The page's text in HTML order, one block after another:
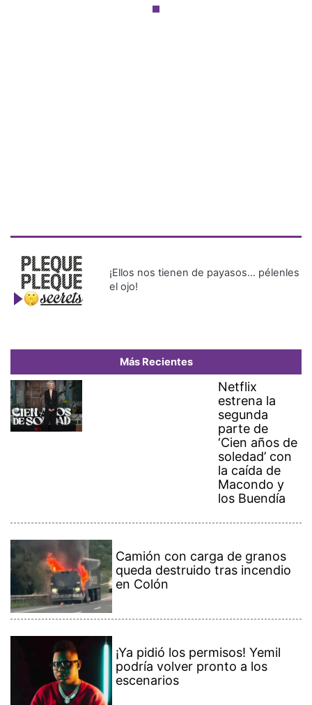
¡Ellos nos tienen de payasos… pélenles
el ojo!
Más Recientes
Netflix
estrena la
segunda
parte de
‘Cien años de
soledad’ con
la caída de
Macondo y
los Buendía
Camión con carga de granos
queda destruido tras incendio
en Colón
¡Ya pidió los permisos! Yemil
podría volver pronto a los
escenarios